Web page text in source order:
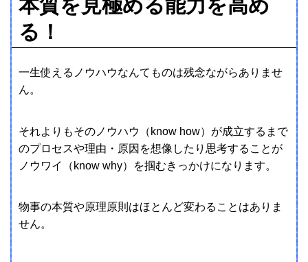
本質を見極める能力を高め
る！
一生使えるノウハウなんてものは残念ながらありませ
ん。
それよりもそのノウハウ（know how）が成立するまで
のプロセスや理由・原因を想像したり思考することが
ノウワイ（know why）を掴むきっかけになります。
物事の本質や原理原則はほとんど変わることはありま
せん。